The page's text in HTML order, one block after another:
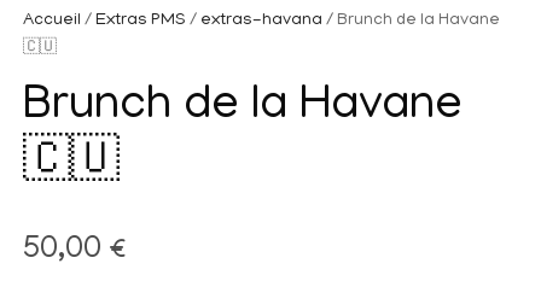
Accueil / Extras PMS / extras-havana / Brunch de la Havane
🇨🇺
Brunch de la Havane
🇨🇺
50,00 €